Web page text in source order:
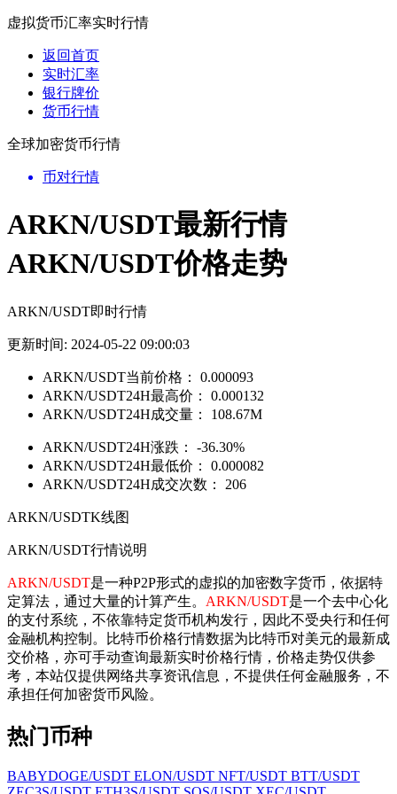
虚拟货币汇率实时行情
返回首页
实时汇率
银行牌价
货币行情
全球加密货币行情
币对行情
ARKN/USDT最新行情
ARKN/USDT价格走势
ARKN/USDT即时行情
更新时间: 2024-05-22 09:00:03
ARKN/USDT当前价格：
0.000093
ARKN/USDT24H最高价：
0.000132
ARKN/USDT24H成交量：
108.67M
ARKN/USDT24H涨跌：
-36.30%
ARKN/USDT24H最低价：
0.000082
ARKN/USDT24H成交次数：
206
ARKN/USDTK线图
ARKN/USDT行情说明
ARKN/USDT是一种P2P形式的虚拟的加密数字货币，依据特
定算法，通过大量的计算产生。 ARKN/USDT是一个去中心化
的支付系统，不依靠特定货币机构发行，因此不受央行和任何
金融机构控制。比特币价格行情数据为比特币对美元的最新成
交价格，亦可手动查询最新实时价格行情，价格走势仅供参
考，本站仅提供网络共享资讯信息，不提供任何金融服务，不
承担任何加密货币风险。
热门币种
BABYDOGE/USDT ELON/USDT NFT/USDT BTT/USDT